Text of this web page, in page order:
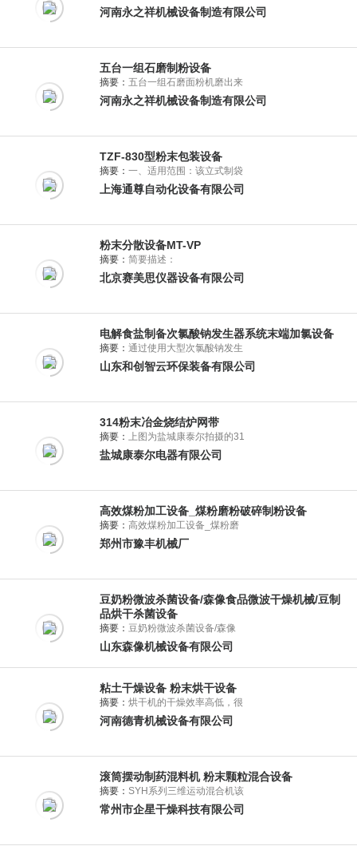
河南永之祥机械设备制造有限公司
五台一组石磨制粉设备
摘要： 五台一组石磨面粉机磨出来
河南永之祥机械设备制造有限公司
TZF-830型粉末包装设备
摘要： 一、适用范围：该立式制袋
上海通尊自动化设备有限公司
粉末分散设备MT-VP
摘要： 简要描述：
北京赛美思仪器设备有限公司
电解食盐制备次氯酸钠发生器系统末端加氯设备
摘要： 通过使用大型次氯酸钠发生
山东和创智云环保装备有限公司
314粉末冶金烧结炉网带
摘要： 上图为盐城康泰尔拍摄的31
盐城康泰尔电器有限公司
高效煤粉加工设备_煤粉磨粉破碎制粉设备
摘要： 高效煤粉加工设备_煤粉磨
郑州市豫丰机械厂
豆奶粉微波杀菌设备/森像食品微波干燥机械/豆制
品烘干杀菌设备
摘要： 豆奶粉微波杀菌设备/森像
山东森像机械设备有限公司
粘土干燥设备 粉末烘干设备
摘要： 烘干机的干燥效率高低，很
河南德青机械设备有限公司
滚筒摆动制药混料机 粉末颗粒混合设备
摘要： SYH系列三维运动混合机该
常州市企星干燥科技有限公司